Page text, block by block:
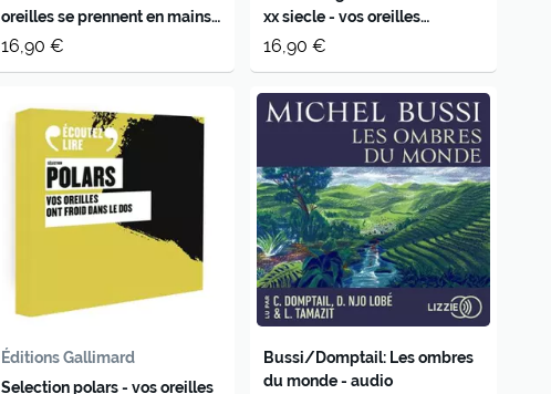
oreilles se prennent en mains -
audio
16,90 €
xx siecle - vos oreilles
ecoutent ce qu'elles ont
16,90 €
Éditions Gallimard
Selection polars - vos oreilles
Bussi/Domptail: Les ombres
du monde - audio